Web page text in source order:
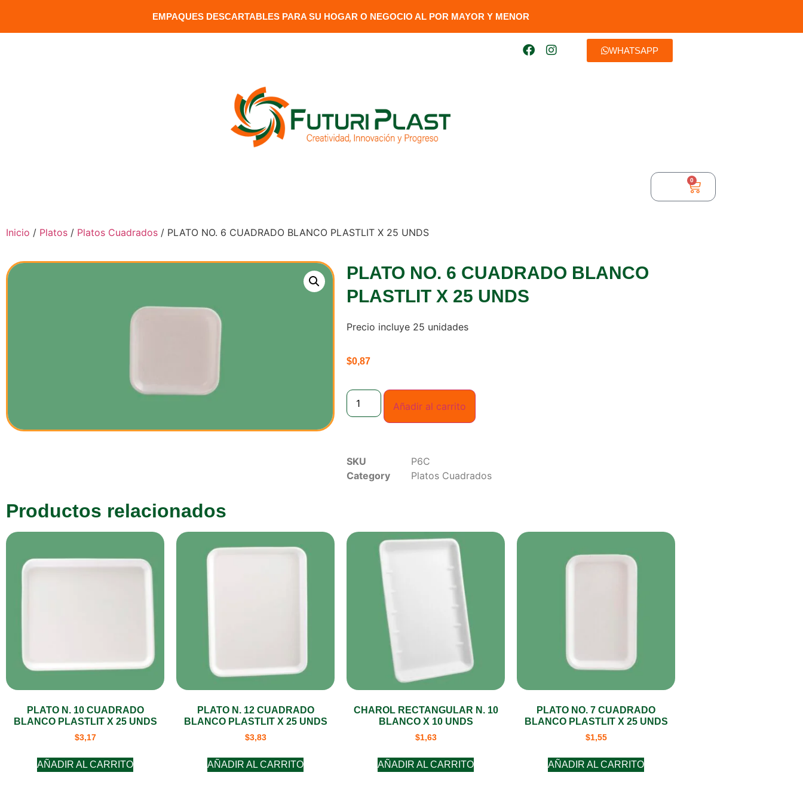
EMPAQUES DESCARTABLES PARA SU HOGAR O NEGOCIO AL POR MAYOR Y MENOR​
WHATSAPP
0
Inicio / Platos / Platos Cuadrados / PLATO NO. 6 CUADRADO BLANCO PLASTLIT X 25 UNDS
PLATO NO. 6 CUADRADO BLANCO
PLASTLIT X 25 UNDS
Precio incluye 25 unidades
$0,87
Añadir al carrito
SKU
P6C
Category
Platos Cuadrados
Productos relacionados
PLATO N. 10 CUADRADO
BLANCO PLASTLIT X 25 UNDS
$3,17
AÑADIR AL CARRITO
PLATO N. 12 CUADRADO
BLANCO PLASTLIT X 25 UNDS
$3,83
AÑADIR AL CARRITO
CHAROL RECTANGULAR N. 10
BLANCO X 10 UNDS
$1,63
AÑADIR AL CARRITO
PLATO NO. 7 CUADRADO
BLANCO PLASTLIT X 25 UNDS
$1,55
AÑADIR AL CARRITO